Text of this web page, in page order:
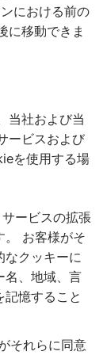
における前の
に移動できま
当社および当
ービスおよび
を使用する場
ービスの拡張
。 お客様がそ
なクッキーに
名、地域、言
憶すること
それらに同意